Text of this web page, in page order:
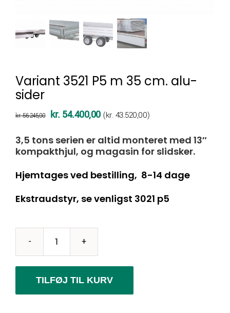
Variant 3521 P5 m 35 cm. alu-
sider
kr.56.245,00
Den
pris
kr. 56.245,00.
kr. 54.400,00Den
pris
kr. 54.400,00.
(kr.43.520,00)
3,5 tons serien er altid monteret med 13″
kompakthjul, og magasin for slidsker.
Hjemtages ved bestilling, 8-14 dage
Ekstraudstyr, se venligst 3021 p5
Variant
3521
P5
m
TILFØJ TIL KURV